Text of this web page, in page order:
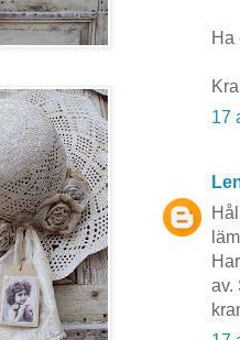
Ha
17
av.